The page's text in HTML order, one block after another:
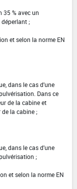
35 % avec un
;
et selon la norme EN
dans le cas d'une
Dans ce
de la cabine et
la cabine ;
dans le cas d'une
;
et selon la norme EN